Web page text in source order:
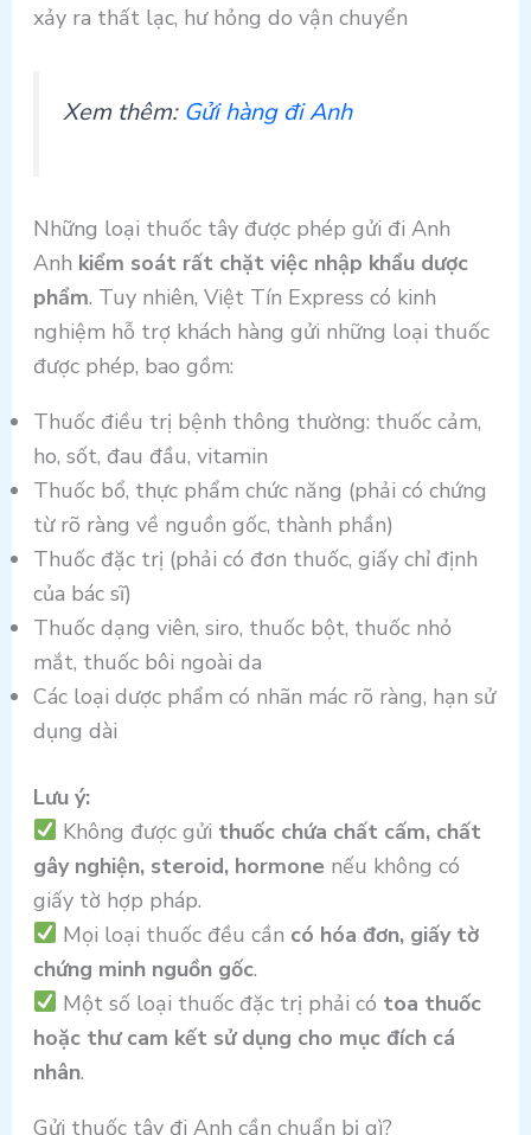
xảy ra thất lạc, hư hỏng do vận chuyển
Xem thêm: Gửi hàng đi Anh
Những loại thuốc tây được phép gửi đi Anh
Anh kiểm soát rất chặt việc nhập khẩu dược
phẩm. Tuy nhiên, Việt Tín Express có kinh
nghiệm hỗ trợ khách hàng gửi những loại thuốc
được phép, bao gồm:
Thuốc điều trị bệnh thông thường: thuốc cảm,
ho, sốt, đau đầu, vitamin
Thuốc bổ, thực phẩm chức năng (phải có chứng
từ rõ ràng về nguồn gốc, thành phần)
Thuốc đặc trị (phải có đơn thuốc, giấy chỉ định
của bác sĩ)
Thuốc dạng viên, siro, thuốc bột, thuốc nhỏ
mắt, thuốc bôi ngoài da
Các loại dược phẩm có nhãn mác rõ ràng, hạn sử
dụng dài
Lưu ý:
Không được gửi thuốc chứa chất cấm, chất
gây nghiện, steroid, hormonenếu không có
giấy tờ hợp pháp.
Mọi loại thuốc đều cần có hóa đơn, giấy tờ
chứng minh nguồn gốc.
Một số loại thuốc đặc trị phải có toa thuốc
hoặc thư cam kết sử dụng cho mục đích cá
nhân.
Gửi thuốc tây đi Anh cần chuẩn bị gì?